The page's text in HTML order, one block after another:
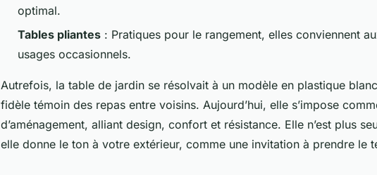
optimal.
Tables pliantes : Pratiques pour le rangement, elles conviennent
usages occasionnels.
Autrefois, la table de jardin se résolvait à un modèle en plastique
fidèle témoin des repas entre voisins. Aujourd’hui, elle s’impose
d’aménagement, alliant design, confort et résistance. Elle n’est plus
elle donne le ton à votre extérieur, comme une invitation à prendre le